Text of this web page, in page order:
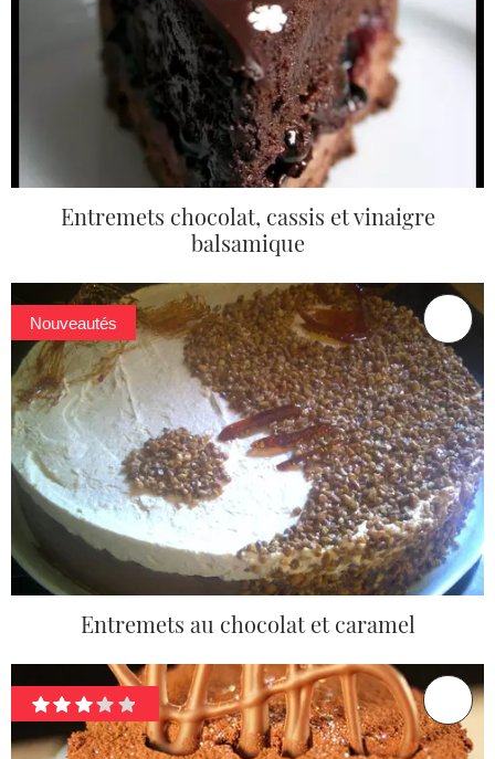
Entremets chocolat, cassis et vinaigre
balsamique
Nouveautés
Entremets au chocolat et caramel